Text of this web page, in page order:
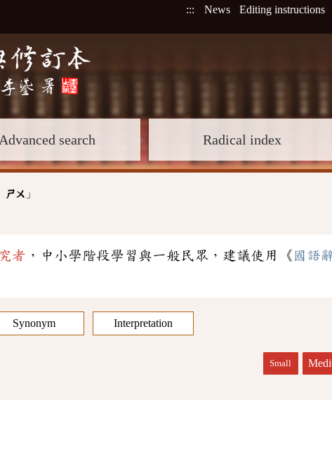
::: News Editing instructions
Advanced search Radical index
ㄕㄨ 」
者 ，中小學階段學習與一般民眾，建議使用《 國語
Synonym Interpretation
Small